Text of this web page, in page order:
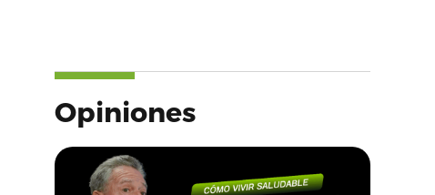
Opiniones